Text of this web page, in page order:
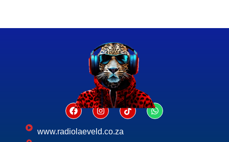
www.radiolaeveld.co.za